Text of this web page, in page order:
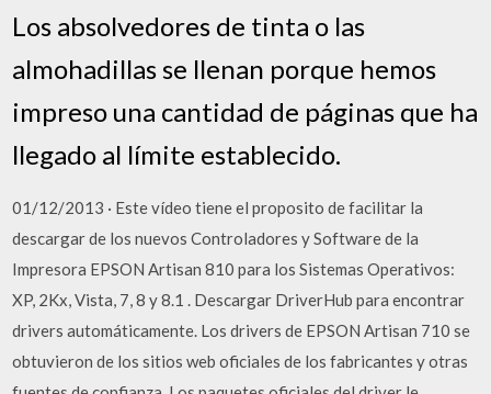
Los absolvedores de tinta o las
almohadillas se llenan porque hemos
impreso una cantidad de páginas que ha
llegado al límite establecido.
01/12/2013 · Este vídeo tiene el proposito de facilitar la
descargar de los nuevos Controladores y Software de la
Impresora EPSON Artisan 810 para los Sistemas Operativos:
XP, 2Kx, Vista, 7, 8 y 8.1 . Descargar DriverHub para encontrar
drivers automáticamente. Los drivers de EPSON Artisan 710 se
obtuvieron de los sitios web oficiales de los fabricantes y otras